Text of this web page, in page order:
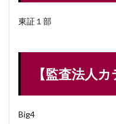
東証１部
【監査法人カ
Big4